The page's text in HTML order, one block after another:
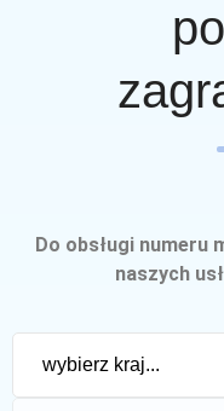
Do obsługi numeru
naszych